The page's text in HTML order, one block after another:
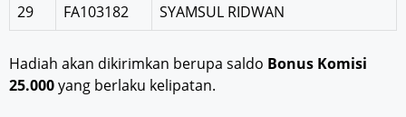
29
FA103182 SYAMSUL RIDWAN
Hadiah akan dikirimkan berupa saldo Bonus Komisi
25.000yang berlaku kelipatan.